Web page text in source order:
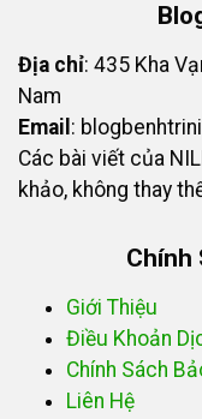
Địa chỉ: 435 Kha
Nam
Email :
Các bài viết của
khảo, không thay
Chính
Giới Thiệu
Điều Khoản
Chính Sách
Liên Hệ